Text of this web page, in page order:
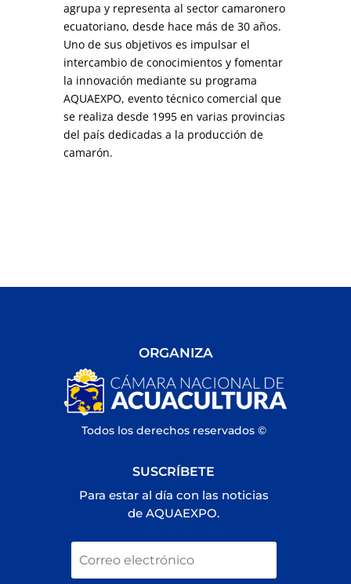
agrupa y representa al sector camaronero
ecuatoriano, desde hace más de 30 años.
Uno de sus objetivos es impulsar el
intercambio de conocimientos y fomentar
la innovación mediante su programa
AQUAEXPO, evento técnico comercial que
se realiza desde 1995 en varias provincias
del país dedicadas a la producción de
camarón.
ORGANIZA
Todos los derechos reservados ©
SUSCRÍBETE
Para estar al día con las noticias
de AQUAEXPO.